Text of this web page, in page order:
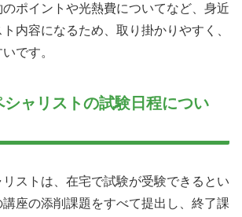
のポイントや光熱費についてなど、身近
内容になるため、取り掛かりやすく、
です。
ャリストの試験日程につい
ストは、在宅で試験が受験できるとい
講座の添削課題をすべて提出し、終了課